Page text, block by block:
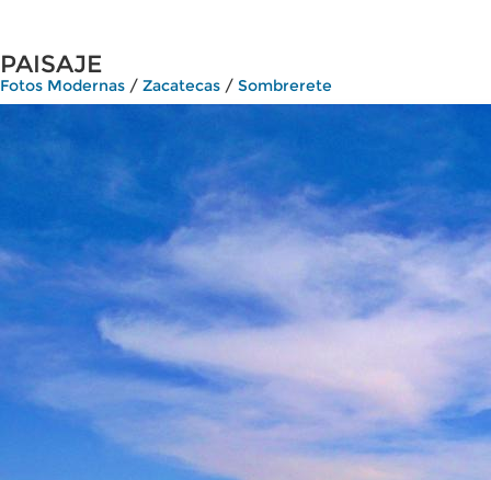
PAISAJE
Fotos Modernas / Zacatecas / Sombrerete